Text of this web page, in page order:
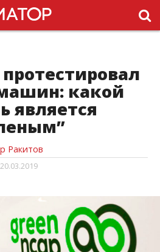
протестировал
какой
является
Ракитов
20.03.2019